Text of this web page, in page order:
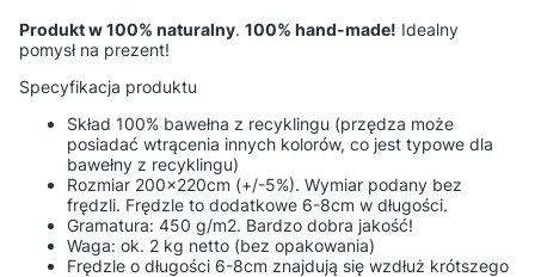
Produkt w 100% naturalny. 100% hand-made! Idealny
pomysł na prezent!
Specyfikacja produktu
Skład 100% bawełna z recyklingu (przędza może
posiadać wtrącenia innych kolorów, co jest typowe dla
bawełny z recyklingu)
Rozmiar 200x220cm (+/-5%). Wymiar podany bez
frędzli. Frędzle to dodatkowe 6-8cm w długości.
Gramatura: 450 g/m2. Bardzo dobra jakość!
Waga: ok. 2 kg netto (bez opakowania)
Frędzle o długości 6-8cm znajdują się wzdłuż krótszego